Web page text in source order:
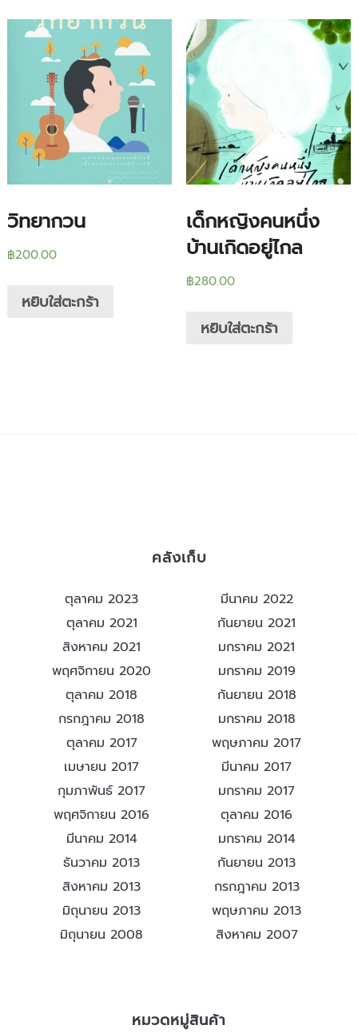
วิทยากวน
฿200.00
หยิบใส่ตะกร้า
เด็กหญิงคนหนึ่ง
บ้านเกิดอยู่ไกล
฿280.00
หยิบใส่ตะกร้า
คลังเก็บ
ตุลาคม 2023
มีนาคม 2022
ตุลาคม 2021
กันยายน 2021
สิงหาคม 2021
มกราคม 2021
พฤศจิกายน 2020
มกราคม 2019
ตุลาคม 2018
กันยายน 2018
กรกฎาคม 2018
มกราคม 2018
ตุลาคม 2017
พฤษภาคม 2017
เมษายน 2017
มีนาคม 2017
กุมภาพันธ์ 2017
มกราคม 2017
พฤศจิกายน 2016
ตุลาคม 2016
มีนาคม 2014
มกราคม 2014
ธันวาคม 2013
กันยายน 2013
สิงหาคม 2013
กรกฎาคม 2013
มิถุนายน 2013
พฤษภาคม 2013
มิถุนายน 2008
สิงหาคม 2007
หมวดหมู่สินค้า